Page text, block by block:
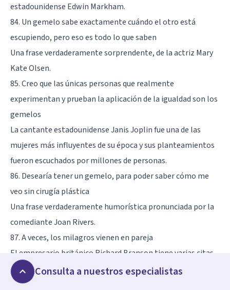
estadounidense Edwin Markham.
84. Un gemelo sabe exactamente cuándo el otro está
escupiendo, pero eso es todo lo que saben
Una frase verdaderamente sorprendente, de la actriz Mary
Kate Olsen.
85. Creo que las únicas personas que realmente
experimentan y prueban la aplicación de la igualdad son los
gemelos
La cantante estadounidense Janis Joplin fue una de las
mujeres más influyentes de su época y sus planteamientos
fueron escuchados por millones de personas.
86. Desearía tener un gemelo, para poder saber cómo me
veo sin cirugía plástica
Una frase verdaderamente humorística pronunciada por la
comediante Joan Rivers.
87. A veces, los milagros vienen en pareja
El empresario británico Richard Branson tiene varias citas
célebres sobre los hermanos gemelos.
88. Es un tipo de telepatía gemela. Mi hermana y yo
Consulta a nuestros especialistas